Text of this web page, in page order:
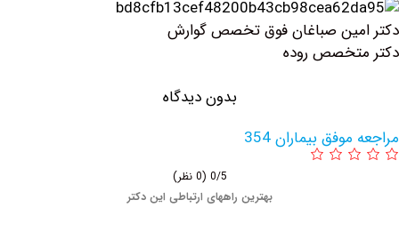
صباغان فوق تخصص گوارش
روده
بدون دیدگاه
بیماران 354
بهترین راههای ارتباطی این دکتر